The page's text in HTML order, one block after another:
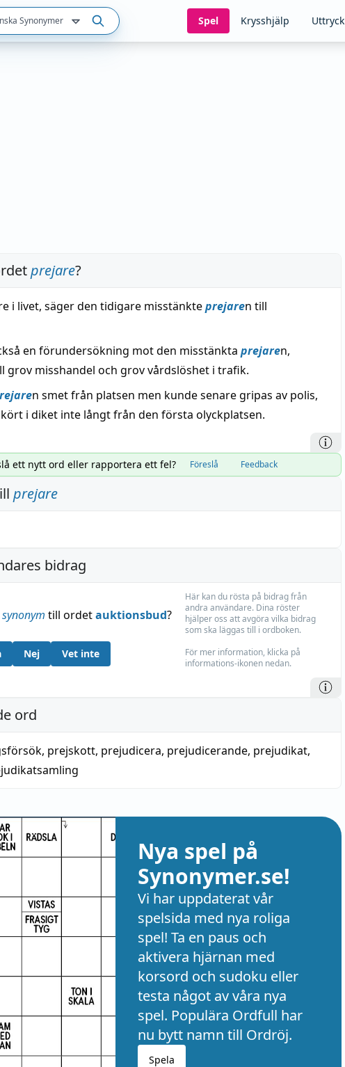
Synonymer Spel Krysshjälp Uttryck
prejare?
i livet, säger den tidigare misstänkteprejaren till
en förundersökning mot den misstänkta prejaren,
grov misshandel och grov vårdslöshet i trafik.
n smet från platsen men kunde senare gripas av polis,
i diket inte långt från den första olyckplatsen.
ett nytt ord eller rapportera ett fel? Föreslå Feedback
prejare
bidrag
synonym till ordetauktionsbud?
Nej Vet inte
Här kan du rösta på bidrag från
andra användare. Dina röster
hjälper oss att avgöra vilka bidrag
som ska läggas till i ordboken.
För mer information, klicka på
informations-ikonen nedan.
ord
, prejskott, prejudicera, prejudicerande, prejudikat,
Nya spel på
Synonymer.se!
Vi har uppdaterat vår
spelsida med nya roliga
spel! Ta en paus och
aktivera hjärnan med
korsord och sudoku eller
testa något av våra nya
spel. Populära Ordfull har
nu bytt namn till Ordröj.
Spela